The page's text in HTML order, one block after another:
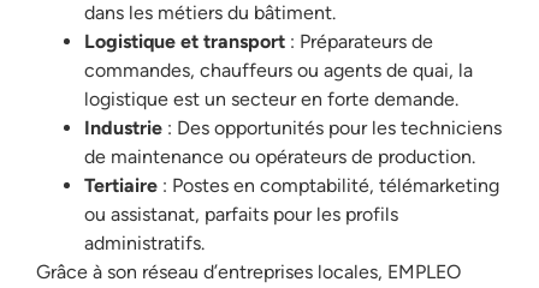
dans les métiers du bâtiment.
Logistique et transport : Préparateurs de
commandes, chauffeurs ou agents de quai, la
logistique est un secteur en forte demande.
Industrie : Des opportunités pour les techniciens
de maintenance ou opérateurs de production.
Tertiaire : Postes en comptabilité, télémarketing
ou assistanat, parfaits pour les profils
administratifs.
Grâce à son réseau d’entreprises locales, EMPLEO